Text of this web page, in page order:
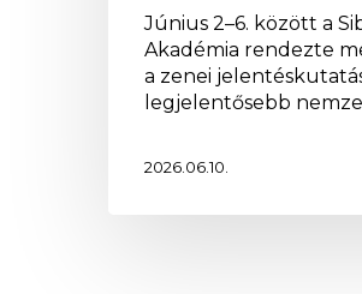
Június 2–6. között a
Akadémia rendezte
a zenei
legjelentősebb
2026.06.10.